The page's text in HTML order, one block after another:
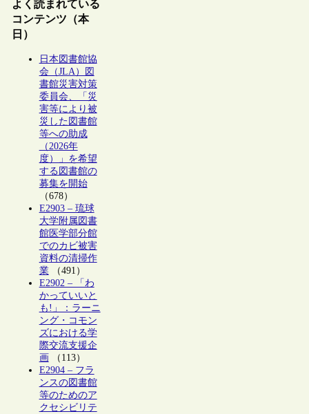
よく読まれている
コンテンツ（本
日）
日本図書館協
会（JLA）図
書館災害対策
委員会、「災
害等により被
災した図書館
等への助成
（2026年
度）」を希望
する図書館の
募集を開始
（678）
E2903 – 琉球
大学附属図書
館医学部分館
でのカビ被害
資料の清掃作
業（491）
E2902 – 「わ
かっていいと
も!」：ラーニ
ング・コモン
ズにおける学
際交流支援企
画 （113）
E2904 – フラ
ンスの図書館
等のためのア
クセシビリテ